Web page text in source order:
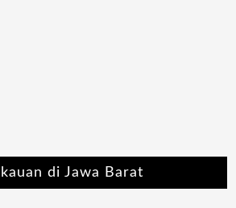
di Jawa Barat